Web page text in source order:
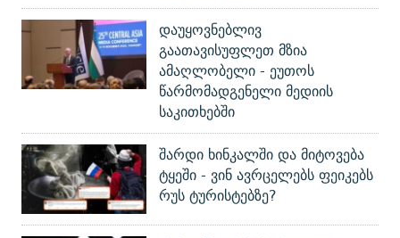
დაუყოვნებლივ
გაათავისუფლეთ მზია
ამაღლობელი - ეუთოს
წარმომადგენელი მედიის
საკითხებში
შარდი ხინკალში და მიტოვება
ტყეში - ვინ ავრცელებს ფეიკებს
რუს ტურისტებზე?